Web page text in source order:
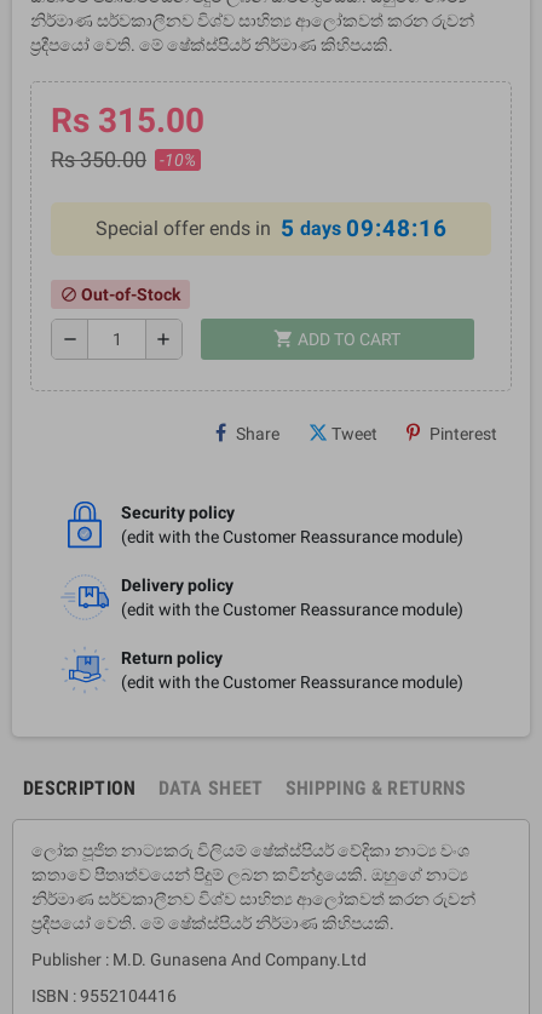
නිර්මාණ සර්වකාලීනව විශ්ව සාහිත්‍ය ආලෝකවත් කරන රුවන්
ප‍්‍රදීපයෝ වෙති. මේ ෂේක්ස්පියර් නිර්මාණ කිහිපයකි.
Rs 315.00
Rs 350.00 -10%
Special offer ends in 5 days 09:48:15
block Out-of-Stock
remove add shopping_cart ADD TO CART
Share Tweet Pinterest
Security policy
(edit with the Customer Reassurance module)
Delivery policy
(edit with the Customer Reassurance module)
Return policy
(edit with the Customer Reassurance module)
DESCRIPTION DATA SHEET SHIPPING & RETURNS
ලෝක පූජිත නාට්‍යකරු විලියම් ෂේක්ස්පියර් වේදිකා නාට්‍ය වංශ
කතාවේ පීතෘත්වයෙන් පිදුම් ලබන කවීන්ද්‍රයෙකි. ඔහුගේ නාට්‍ය
නිර්මාණ සර්වකාලීනව විශ්ව සාහිත්‍ය ආලෝකවත් කරන රුවන්
ප‍්‍රදීපයෝ වෙති. මේ ෂේක්ස්පියර් නිර්මාණ කිහිපයකි.
Publisher : M.D. Gunasena And Company.Ltd
ISBN : 9552104416